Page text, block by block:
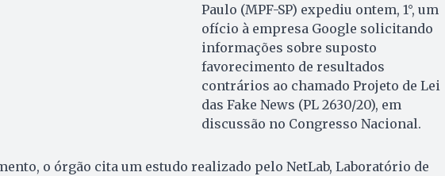
Paulo (MPF-SP) expediu ontem, 1°, um
ofício à empresa Google solicitando
informações sobre suposto
favorecimento de resultados
contrários ao chamado Projeto de Lei
das Fake News (PL 2630/20), em
discussão no Congresso Nacional.
o órgão cita um estudo realizado pelo NetLab, Laboratório de